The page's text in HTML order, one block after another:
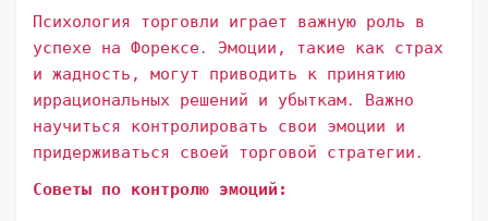
Психология торговли играет важную роль в
успехе на Форексе․ Эмоции, такие как страх
и жадность, могут приводить к принятию
иррациональных решений и убыткам․ Важно
научиться контролировать свои эмоции и
придерживаться своей торговой стратегии․
Советы по контролю эмоций: